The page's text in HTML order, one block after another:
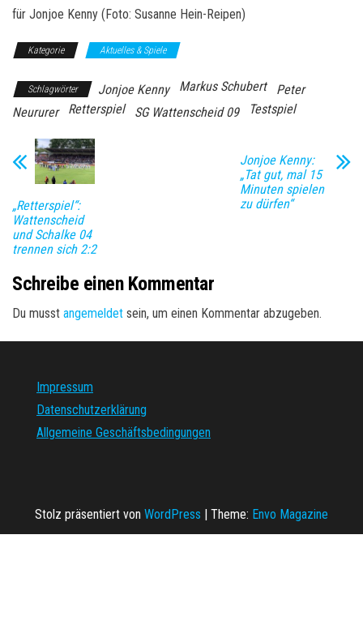
für Jonjoe Kenny (Foto: Susanne Hein-Reipen)
Kategorie Aktuelles & Spiele
Schlagwörter Jonjoe Kenny Markus Schubert
Peter
Neururer
Retterspiel SG Wattenscheid 09 Testspiel
„Retterspiel“:
Wattenscheid
und Schalke 04
trennen sich 2:2
Jonjoe Kenny:
„Tat gut, mal 15
Minuten spielen
zu dürfen“
Schreibe einen Kommentar
Du musst angemeldet sein, um einen Kommentar abzugeben.
Impressum
Datenschutzerklärung
Allgemeine Geschäftsbedingungen
Stolz präsentiert von WordPress | Theme: Envo Magazine